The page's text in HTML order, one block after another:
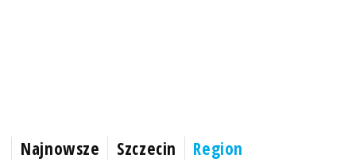
Najnowsze Szczecin
Region